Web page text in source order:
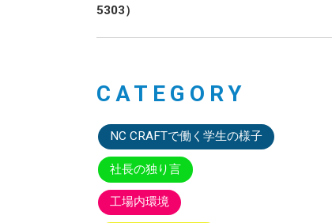
5303）
CATEGORY
NC CRAFTで働く学生の様子
社長の独り言
工場内環境